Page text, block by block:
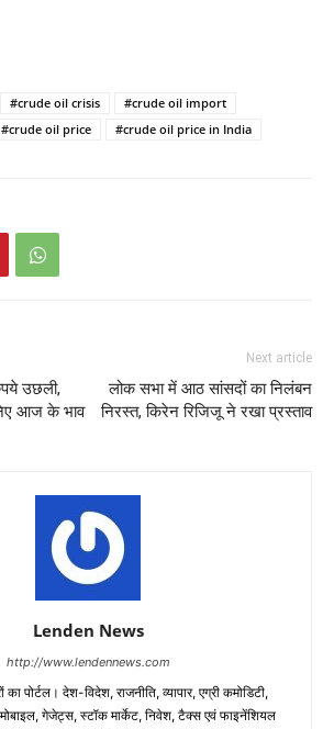
#crude oil crisis
#crude oil import
#crude oil price #crude oil price in India
उछली,
आज के भाव
Next article
लोक सभा में आठ सांसदों का निलंबन
निरस्त, किरेन रिजिजू ने रखा प्रस्ताव
Lenden News
http://www.lendennews.com
का पोर्टल। देश-विदेश, राजनीति, व्यापार, एग्री कमोडिटी,
गेजेट्स, स्टॉक मार्केट, निवेश, टैक्स एवं फाइनेंशियल